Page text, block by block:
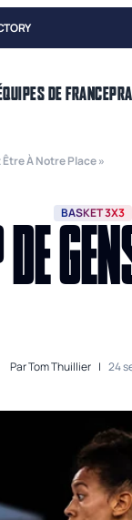
DE FRANCE
À Notre Place »
BASKET 3X3
ParTom Thuillier | 24